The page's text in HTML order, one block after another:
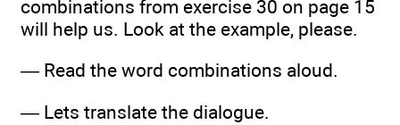
combinations from exercise 30 on page 15
will help us. Look at the example, please.
— Read the word combinations aloud.
— Lets translate the dialogue.